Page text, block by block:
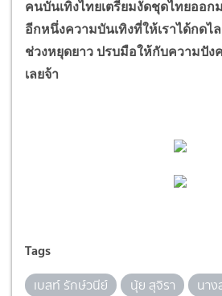
คนบันเทิงไทยเตรียมงัดชุดไทยออก
อีกหนึ่งความบันเทิงที่ให้เราได้กด
ช่วงหยุดยาว ปรบมือให้กับความปัง
เลยจ้า
Tags
เบสท์ รักษ์วนีย์ นุ้ย สุจิรา นาง